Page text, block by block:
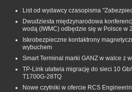
List od wydawcy czasopisma
Dwudziesta międzynarodowa
wodą (IWMC) odbędzie się w Polsce w
Iskrobezpieczne kontaktrony
wybuchem
Smart Terminal marki GANZ w walce z
TP-Link ułatwia migrację do sieci 10
T1700G‑28TQ
Nowe czytniki w ofercie RCS